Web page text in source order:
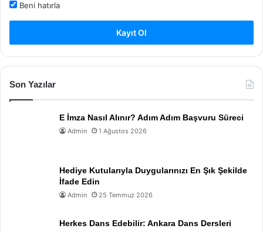
Beni hatırla
Kayıt Ol
Son Yazılar
E İmza Nasıl Alınır? Adım Adım Başvuru Süreci
Admin 1 Ağustos 2026
Hediye Kutularıyla Duygularınızı En Şık Şekilde
İfade Edin
Admin 25 Temmuz 2026
Herkes Dans Edebilir: Ankara Dans Dersleri